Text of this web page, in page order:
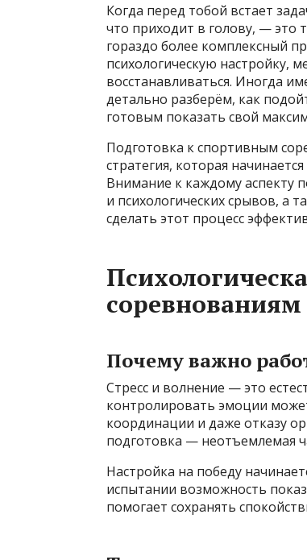
Когда перед тобой встает
что приходит в голову, — это
гораздо более комплексный
психологическую настройку,
восстанавливаться. Иногда
детально разберём, как
готовым показать свой
Подготовка к спортивным
стратегия, которая
Внимание к каждому аспекту
и психологических срывов, а
сделать этот процесс
соревнованиям
Почему важно
Стресс и волнение — это
контролировать эмоции
координации и даже отказу
подготовка — неотъемлемая
Настройка на победу
испытании возможность
помогает сохранять